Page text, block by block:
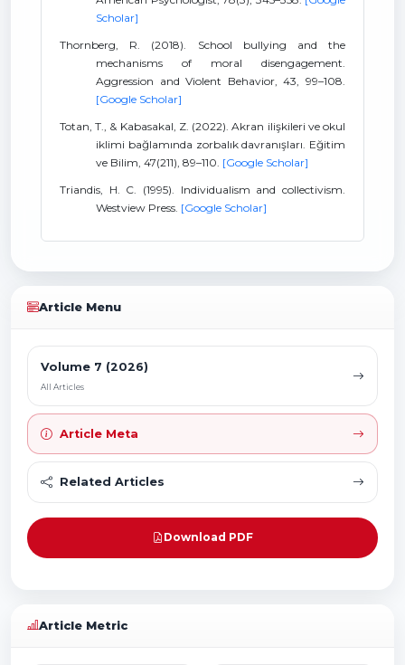
Scholar]
Thornberg, R. (2018). School bullying and the
mechanisms of moral disengagement.
Aggression and Violent Behavior, 43, 99–108.
[Google Scholar]
Totan, T., & Kabasakal, Z. (2022). Akran ilişkileri ve okul
iklimi bağlamında zorbalık davranışları. Eğitim
ve Bilim, 47(211), 89–110. [Google Scholar]
Triandis, H. C. (1995). Individualism and collectivism.
Westview Press. [Google Scholar]
Article Menu
Volume 7 (2026)
All Articles
Article Meta
Related Articles
Download PDF
Article Metric